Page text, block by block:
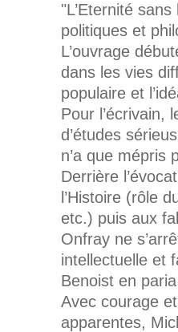
"L’Eternité
politiques et
L’ouvrage
dans les vies
populaire et
Pour l’écrivain,
d’études
n’a que mépris
Derrière
l’Histoire (rôle
etc.) puis aux
Onfray ne
intellectuelle et
Benoist en
Avec courage
apparentes,